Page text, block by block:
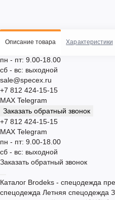
пн - пт: 9.00-18.00
сб - вс: выходной
sale@specex.ru
+7 812 424-15-15
MAX Telegram
Заказать обратный звонок
+7 812 424-15-15
MAX Telegram
пн - пт: 9.00-18.00
сб - вс: выходной
Заказать обратный звонок
Каталог Brodeks - спецодежда
спецодежда Летняя спецодежда
Описание товара Характеристики